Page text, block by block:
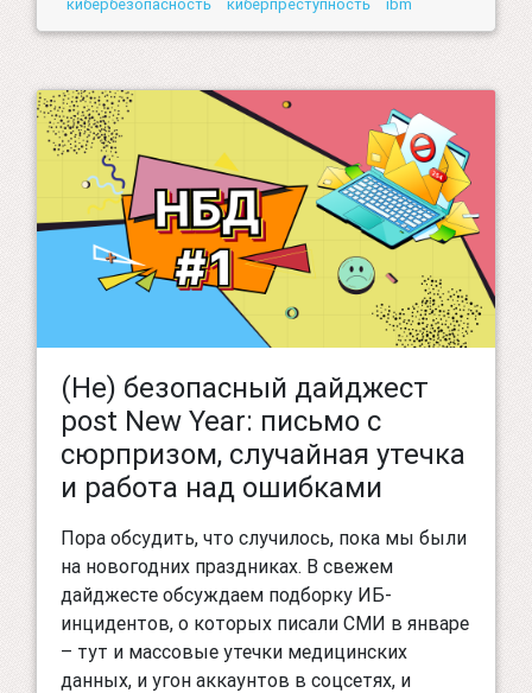
(Не) безопасный дайджест
post New Year: письмо с
сюрпризом, случайная утечка
и работа над ошибками
Пора обсудить, что случилось, пока мы были
на новогодних праздниках. В свежем
дайджесте обсуждаем подборку ИБ-
инцидентов, о которых писали СМИ в январе
– тут и массовые утечки медицинских
данных, и угон аккаунтов в соцсетях, и